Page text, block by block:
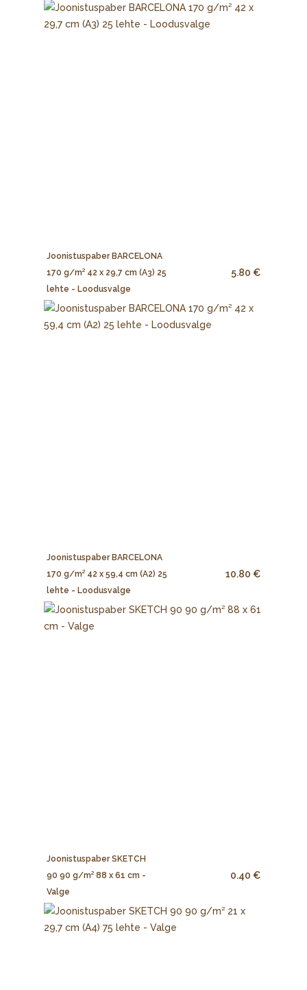
Joonistuspaber BARCELONA
170 g/m² 42 x 29,7 cm (A3) 25
lehte - Loodusvalge
5.80 €
Joonistuspaber BARCELONA
170 g/m² 42 x 59,4 cm (A2) 25
lehte - Loodusvalge
10.80 €
Joonistuspaber SKETCH
90 90 g/m² 88 x 61 cm -
Valge
0.40 €